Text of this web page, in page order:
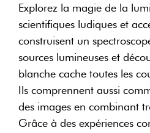
Explorez la magie de la
scientifiques ludiques et
construisent un
sources lumineuses et
blanche cache toutes les
Ils comprennent aussi
des images en combinant
Grâce à des expériences